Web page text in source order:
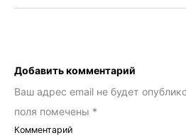
Добавить комментарий
Ваш адрес email не будет
поля помечены *
Комментарий